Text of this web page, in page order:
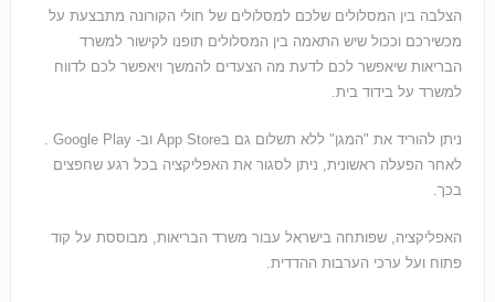
הצלבה בין המסלולים שלכם למסלולים של חולי הקורונה מתבצעת על
מכשירכם וככול שיש התאמה בין המסלולים תופנו לקישור למשרד
הבריאות שיאפשר לכם לדעת מה הצעדים להמשך ויאפשר לכם לדווח
למשרד על בידוד בית.
ניתן להוריד את "המגן" ללא תשלום גם בApp Store וב- Google Play .
לאחר הפעלה ראשונית, ניתן לסגור את האפליקציה בכל רגע שחפצים
בכך.
האפליקציה, שפותחה בישראל עבור משרד הבריאות, מבוססת על קוד
פתוח ועל ערכי הערבות ההדדית.